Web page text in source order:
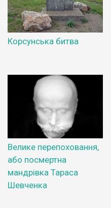
Корсунська битва
Велике перепоховання,
або посмертна
мандрівка Тараса
Шевченка